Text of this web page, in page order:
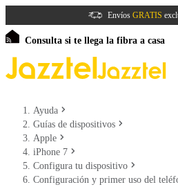
Envíos GRATIS
Consulta si te llega la fibra a casa
Ayuda
Guías de dispositivos
Apple
iPhone 7
Configura tu dispositivo
Configuración y primer uso del